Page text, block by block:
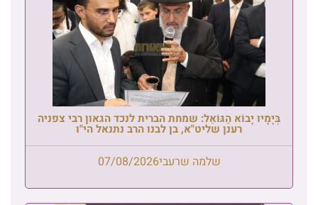
בְּיָמָיו יָבוֹא הַגּוֹאֵל: שמחת הברית לנכד הגאון רבי צפניה
רענן שליט"א, בן לבנו הרב נתנאל הי"ו
שלמה שרעבי07/08/2026